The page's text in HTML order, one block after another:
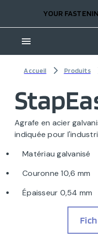
YOUR
Accueil Produits
Agrafe en acier
indiquée pour
Matériau galvanisé
Couronne 10,6 mm
Épaisseur 0,54 mm